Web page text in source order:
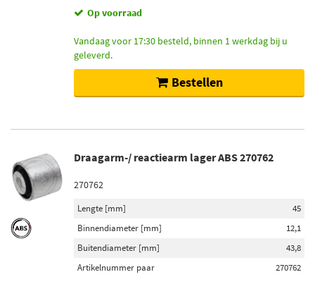
Op voorraad
Vandaag voor 17:30 besteld, binnen 1 werkdag bij u
geleverd.
Bestellen
Draagarm-/ reactiearm lager ABS 270762
270762
Lengte [mm]
45
Binnendiameter [mm]
12,1
Buitendiameter [mm]
43,8
Artikelnummer paar
270762